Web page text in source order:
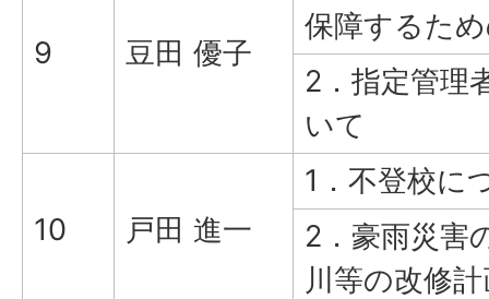
9 豆田 優子
保障するた
2．指定管理
いて
10 戸田 進一
1．不登校に
2．豪雨災害
川等の改修